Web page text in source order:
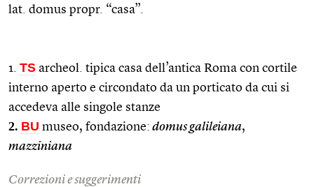
lat. domus propr. “casa”.
1. TS archeol. tipica casa dell’antica Roma con cortile
interno aperto e circondato da un porticato da cui si
accedeva alle singole stanze
2. BU museo, fondazione: domus galileiana,
mazziniana
Correzioni e suggerimenti